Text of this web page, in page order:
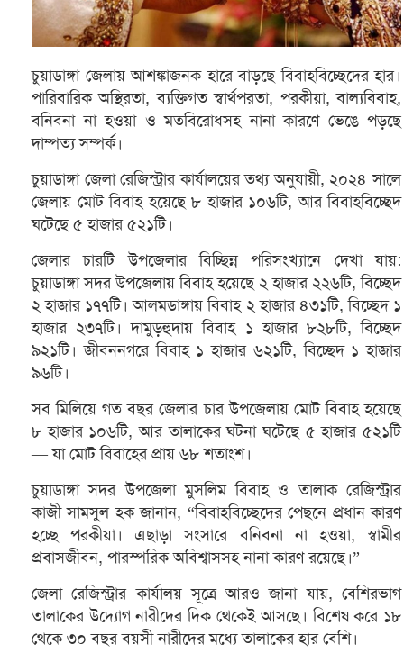
চুয়াডাঙ্গা জেলায় আশঙ্কাজনক হারে বাড়ছে বিবাহবিচ্ছেদের হার।
পারিবারিক অস্থিরতা, ব্যক্তিগত স্বার্থপরতা, পরকীয়া, বাল্যবিবাহ,
বনিবনা না হওয়া ও মতবিরোধসহ নানা কারণে ভেঙে পড়ছে
দাম্পত্য সম্পর্ক।
চুয়াডাঙ্গা জেলা রেজিস্ট্রার কার্যালয়ের তথ্য অনুযায়ী, ২০২৪ সালে
জেলায় মোট বিবাহ হয়েছে ৮ হাজার ১০৬টি, আর বিবাহবিচ্ছেদ
ঘটেছে ৫ হাজার ৫২১টি।
জেলার চারটি উপজেলার বিচ্ছিন্ন পরিসংখ্যানে দেখা যায়:
চুয়াডাঙ্গা সদর উপজেলায় বিবাহ হয়েছে ২ হাজার ২২৬টি, বিচ্ছেদ
২ হাজার ১৭৭টি। আলমডাঙ্গায় বিবাহ ২ হাজার ৪৩১টি, বিচ্ছেদ ১
হাজার ২৩৭টি। দামুড়হুদায় বিবাহ ১ হাজার ৮২৮টি, বিচ্ছেদ
৯২১টি। জীবননগরে বিবাহ ১ হাজার ৬২১টি, বিচ্ছেদ ১ হাজার
৯৬টি।
সব মিলিয়ে গত বছর জেলার চার উপজেলায় মোট বিবাহ হয়েছে
৮ হাজার ১০৬টি, আর তালাকের ঘটনা ঘটেছে ৫ হাজার ৫২১টি
— যা মোট বিবাহের প্রায় ৬৮ শতাংশ।
চুয়াডাঙ্গা সদর উপজেলা মুসলিম বিবাহ ও তালাক রেজিস্ট্রার
কাজী সামসুল হক জানান, “বিবাহবিচ্ছেদের পেছনে প্রধান কারণ
হচ্ছে পরকীয়া। এছাড়া সংসারে বনিবনা না হওয়া, স্বামীর
প্রবাসজীবন, পারস্পরিক অবিশ্বাসসহ নানা কারণ রয়েছে।”
জেলা রেজিস্ট্রার কার্যালয় সূত্রে আরও জানা যায়, বেশিরভাগ
তালাকের উদ্যোগ নারীদের দিক থেকেই আসছে। বিশেষ করে ১৮
থেকে ৩০ বছর বয়সী নারীদের মধ্যে তালাকের হার বেশি।